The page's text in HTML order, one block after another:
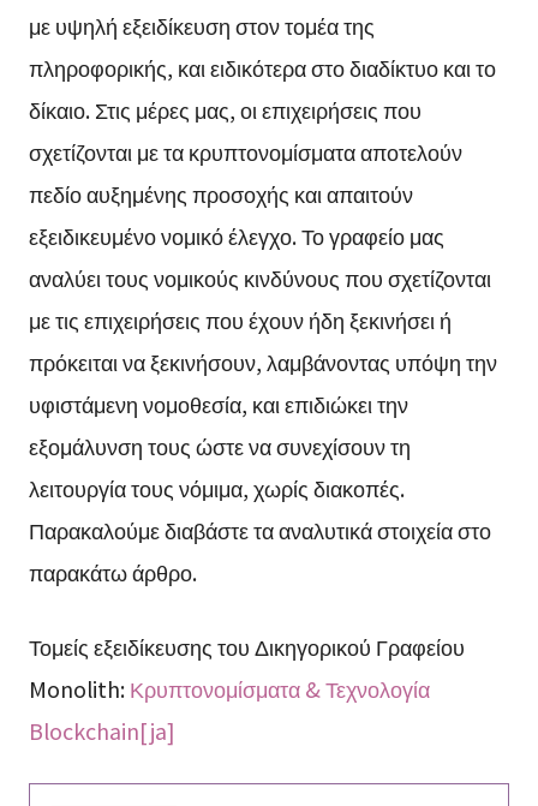
με υψηλή εξειδίκευση στον τομέα της
πληροφορικής, και ειδικότερα στο διαδίκτυο και το
δίκαιο. Στις μέρες μας, οι επιχειρήσεις που
σχετίζονται με τα κρυπτονομίσματα αποτελούν
πεδίο αυξημένης προσοχής και απαιτούν
εξειδικευμένο νομικό έλεγχο. Το γραφείο μας
αναλύει τους νομικούς κινδύνους που σχετίζονται
με τις επιχειρήσεις που έχουν ήδη ξεκινήσει ή
πρόκειται να ξεκινήσουν, λαμβάνοντας υπόψη την
υφιστάμενη νομοθεσία, και επιδιώκει την
εξομάλυνση τους ώστε να συνεχίσουν τη
λειτουργία τους νόμιμα, χωρίς διακοπές.
Παρακαλούμε διαβάστε τα αναλυτικά στοιχεία στο
παρακάτω άρθρο.
Τομείς εξειδίκευσης του Δικηγορικού Γραφείου
Monolith:Κρυπτονομίσματα & Τεχνολογία
Blockchain[ja]